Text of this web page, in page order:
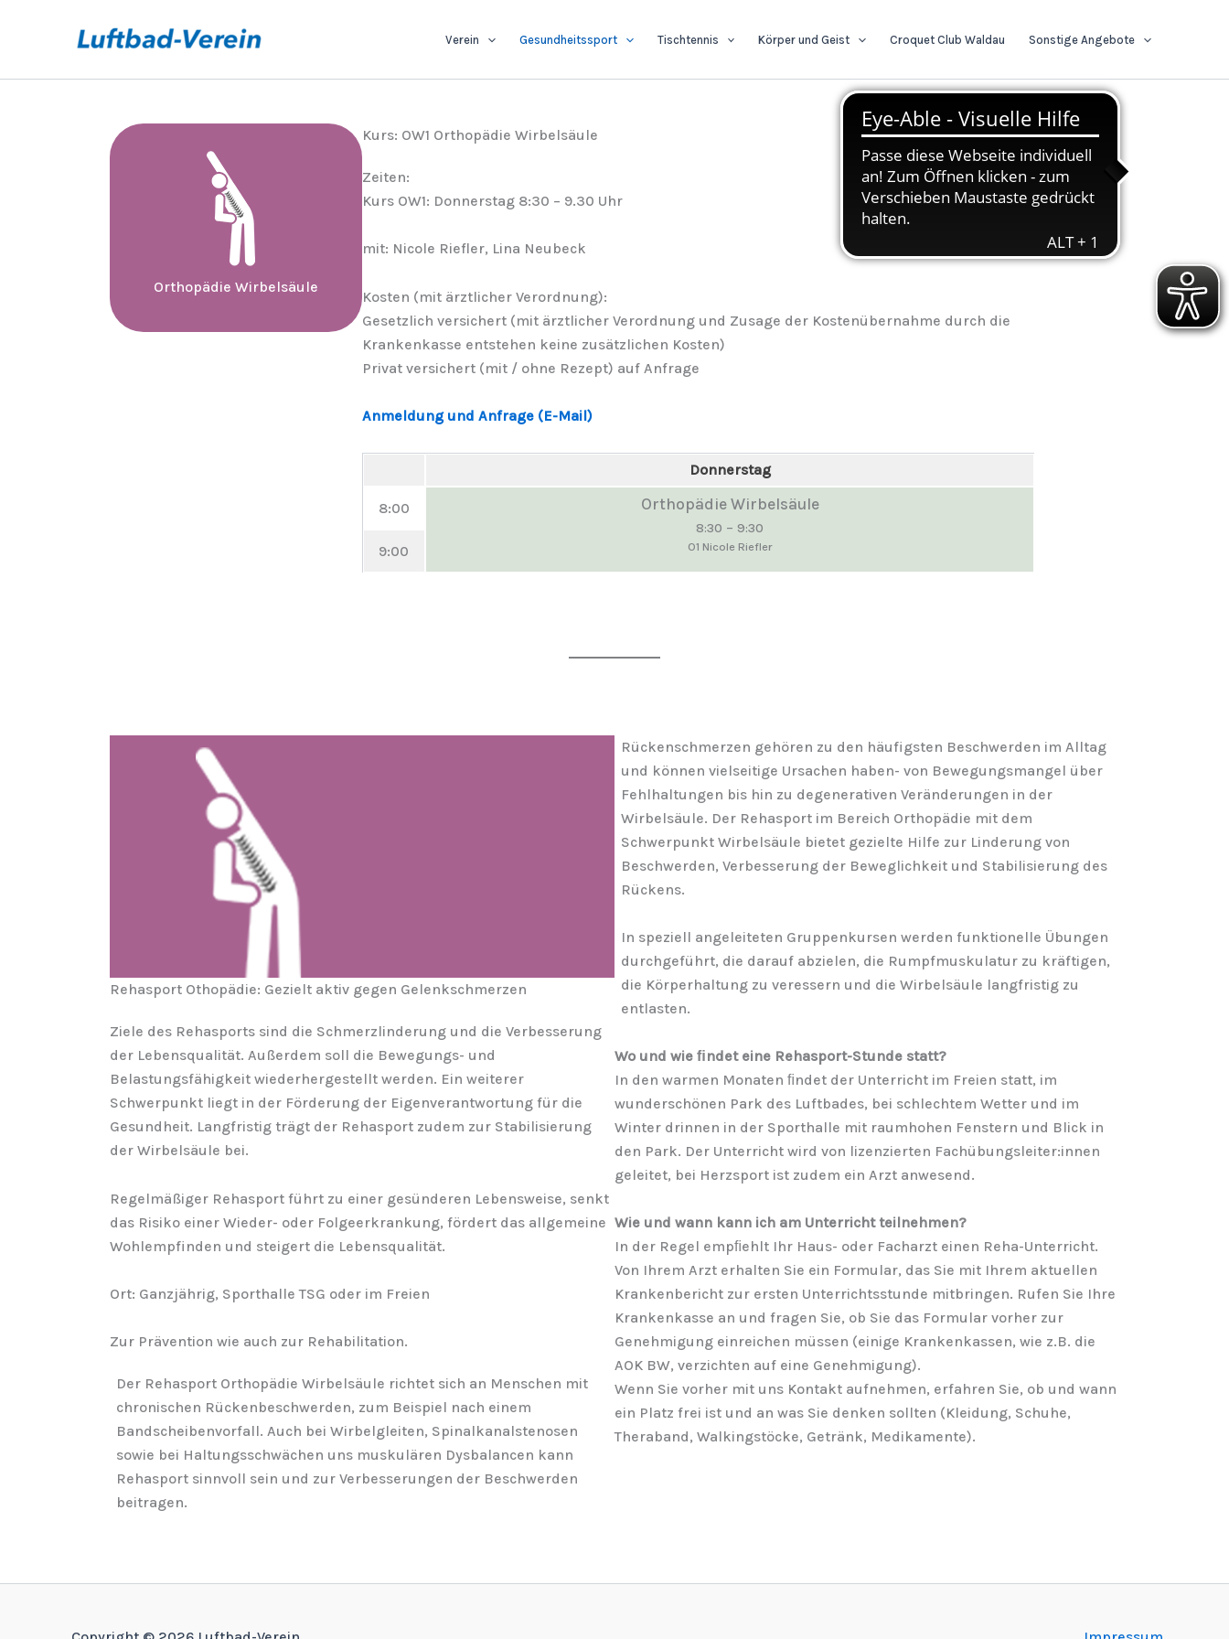
Verein Gesundheitssport Tischtennis Körper und Geist Croquet Club Waldau Sonstige Angebote
Orthopädie Wirbelsäule
Kurs: OW1 Orthopädie Wirbelsäule
Zeiten:
Kurs OW1: Donnerstag 8:30 – 9.30 Uhr
mit: Nicole Riefler, Lina Neubeck
Kosten (mit ärztlicher Verordnung):
Gesetzlich versichert (mit ärztlicher Verordnung und Zusage der Kostenübernahme durch die
Krankenkasse entstehen keine zusätzlichen Kosten)
Privat versichert (mit / ohne Rezept) auf Anfrage
Anmeldung und Anfrage (E-Mail)
Donnerstag
8:00 Orthopädie Wirbelsäule
8:30 – 9:30
O1 Nicole Riefler
9:00
Rehasport Othopädie: Gezielt aktiv gegen Gelenkschmerzen
Ziele des Rehasports sind die Schmerzlinderung und die Verbesserung
der Lebensqualität. Außerdem soll die Bewegungs- und
Belastungsfähigkeit wiederhergestellt werden. Ein weiterer
Schwerpunkt liegt in der Förderung der Eigenverantwortung für die
Gesundheit. Langfristig trägt der Rehasport zudem zur Stabilisierung
der Wirbelsäule bei.
Regelmäßiger Rehasport führt zu einer gesünderen Lebensweise, senkt
das Risiko einer Wieder- oder Folgeerkrankung, fördert das allgemeine
Wohlempfinden und steigert die Lebensqualität.
Ort: Ganzjährig, Sporthalle TSG oder im Freien
Zur Prävention wie auch zur Rehabilitation.
Der Rehasport Orthopädie Wirbelsäule richtet sich an Menschen mit
chronischen Rückenbeschwerden, zum Beispiel nach einem
Bandscheibenvorfall. Auch bei Wirbelgleiten, Spinalkanalstenosen
sowie bei Haltungsschwächen uns muskulären Dysbalancen kann
Rehasport sinnvoll sein und zur Verbesserungen der Beschwerden
beitragen.
Rückenschmerzen gehören zu den häufigsten Beschwerden im Alltag
und können vielseitige Ursachen haben- von Bewegungsmangel über
Fehlhaltungen bis hin zu degenerativen Veränderungen in der
Wirbelsäule. Der Rehasport im Bereich Orthopädie mit dem
Schwerpunkt Wirbelsäule bietet gezielte Hilfe zur Linderung von
Beschwerden, Verbesserung der Beweglichkeit und Stabilisierung des
Rückens.
In speziell angeleiteten Gruppenkursen werden funktionelle Übungen
durchgeführt, die darauf abzielen, die Rumpfmuskulatur zu kräftigen,
die Körperhaltung zu veressern und die Wirbelsäule langfristig zu
entlasten.
Wo und wie ﬁndet eine Rehasport-Stunde statt?
In den warmen Monaten ﬁndet der Unterricht im Freien statt, im
wunderschönen Park des Luftbades, bei schlechtem Wetter und im
Winter drinnen in der Sporthalle mit raumhohen Fenstern und Blick in
den Park. Der Unterricht wird von lizenzierten Fachübungsleiter:innen
geleitet, bei Herzsport ist zudem ein Arzt anwesend.
Wie und wann kann ich am Unterricht teilnehmen?
In der Regel empﬁehlt Ihr Haus- oder Facharzt einen Reha-Unterricht.
Von Ihrem Arzt erhalten Sie ein Formular, das Sie mit Ihrem aktuellen
Krankenbericht zur ersten Unterrichtsstunde mitbringen. Rufen Sie Ihre
Krankenkasse an und fragen Sie, ob Sie das Formular vorher zur
Genehmigung einreichen müssen (einige Krankenkassen, wie z.B. die
AOK BW, verzichten auf eine Genehmigung).
Wenn Sie vorher mit uns Kontakt aufnehmen, erfahren Sie, ob und wann
ein Platz frei ist und an was Sie denken sollten (Kleidung, Schuhe,
Theraband, Walkingstöcke, Getränk, Medikamente).